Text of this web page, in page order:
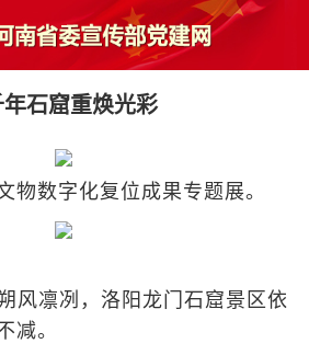
石窟重焕光彩
数字化复位成果专题展。
凛冽，洛阳龙门石窟景区依
减。